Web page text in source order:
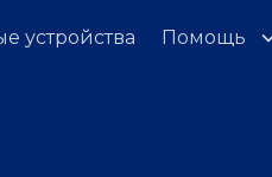
устройства Помощь